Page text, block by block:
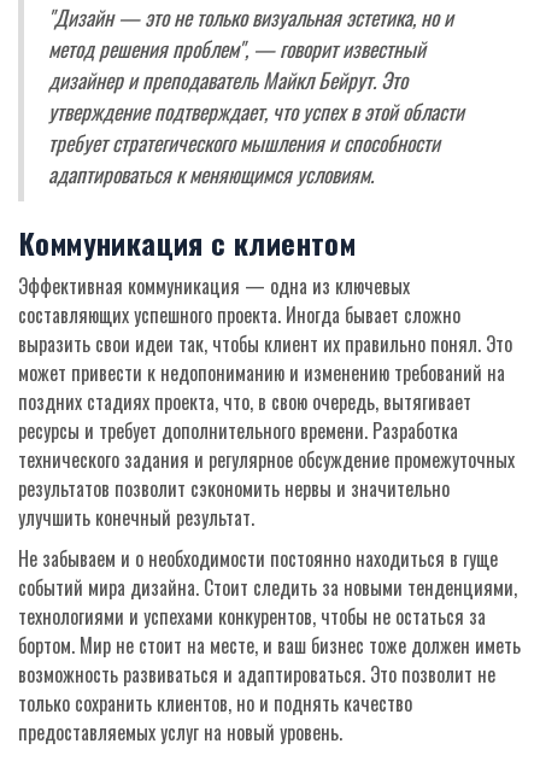
"Дизайн — это не только визуальная эстетика, но и
метод решения проблем", — говорит известный
дизайнер и преподаватель Майкл Бейрут. Это
утверждение подтверждает, что успех в этой области
требует стратегического мышления и способности
адаптироваться к меняющимся условиям.
Коммуникация с клиентом
Эффективная коммуникация — одна из ключевых
составляющих успешного проекта. Иногда бывает сложно
выразить свои идеи так, чтобы клиент их правильно понял. Это
может привести к недопониманию и изменению требований на
поздних стадиях проекта, что, в свою очередь, вытягивает
ресурсы и требует дополнительного времени. Разработка
технического задания и регулярное обсуждение промежуточных
результатов позволит сэкономить нервы и значительно
улучшить конечный результат.
Не забываем и о необходимости постоянно находиться в гуще
событий мира дизайна. Стоит следить за новыми тенденциями,
технологиями и успехами конкурентов, чтобы не остаться за
бортом. Мир не стоит на месте, и ваш бизнес тоже должен иметь
возможность развиваться и адаптироваться. Это позволит не
только сохранить клиентов, но и поднять качество
предоставляемых услуг на новый уровень.